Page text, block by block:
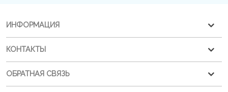
ИНФОРМАЦИЯ
КОНТАКТЫ
ОБРАТНАЯ СВЯЗЬ